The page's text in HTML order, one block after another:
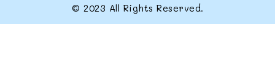
© 2023 All Rights Reserved.